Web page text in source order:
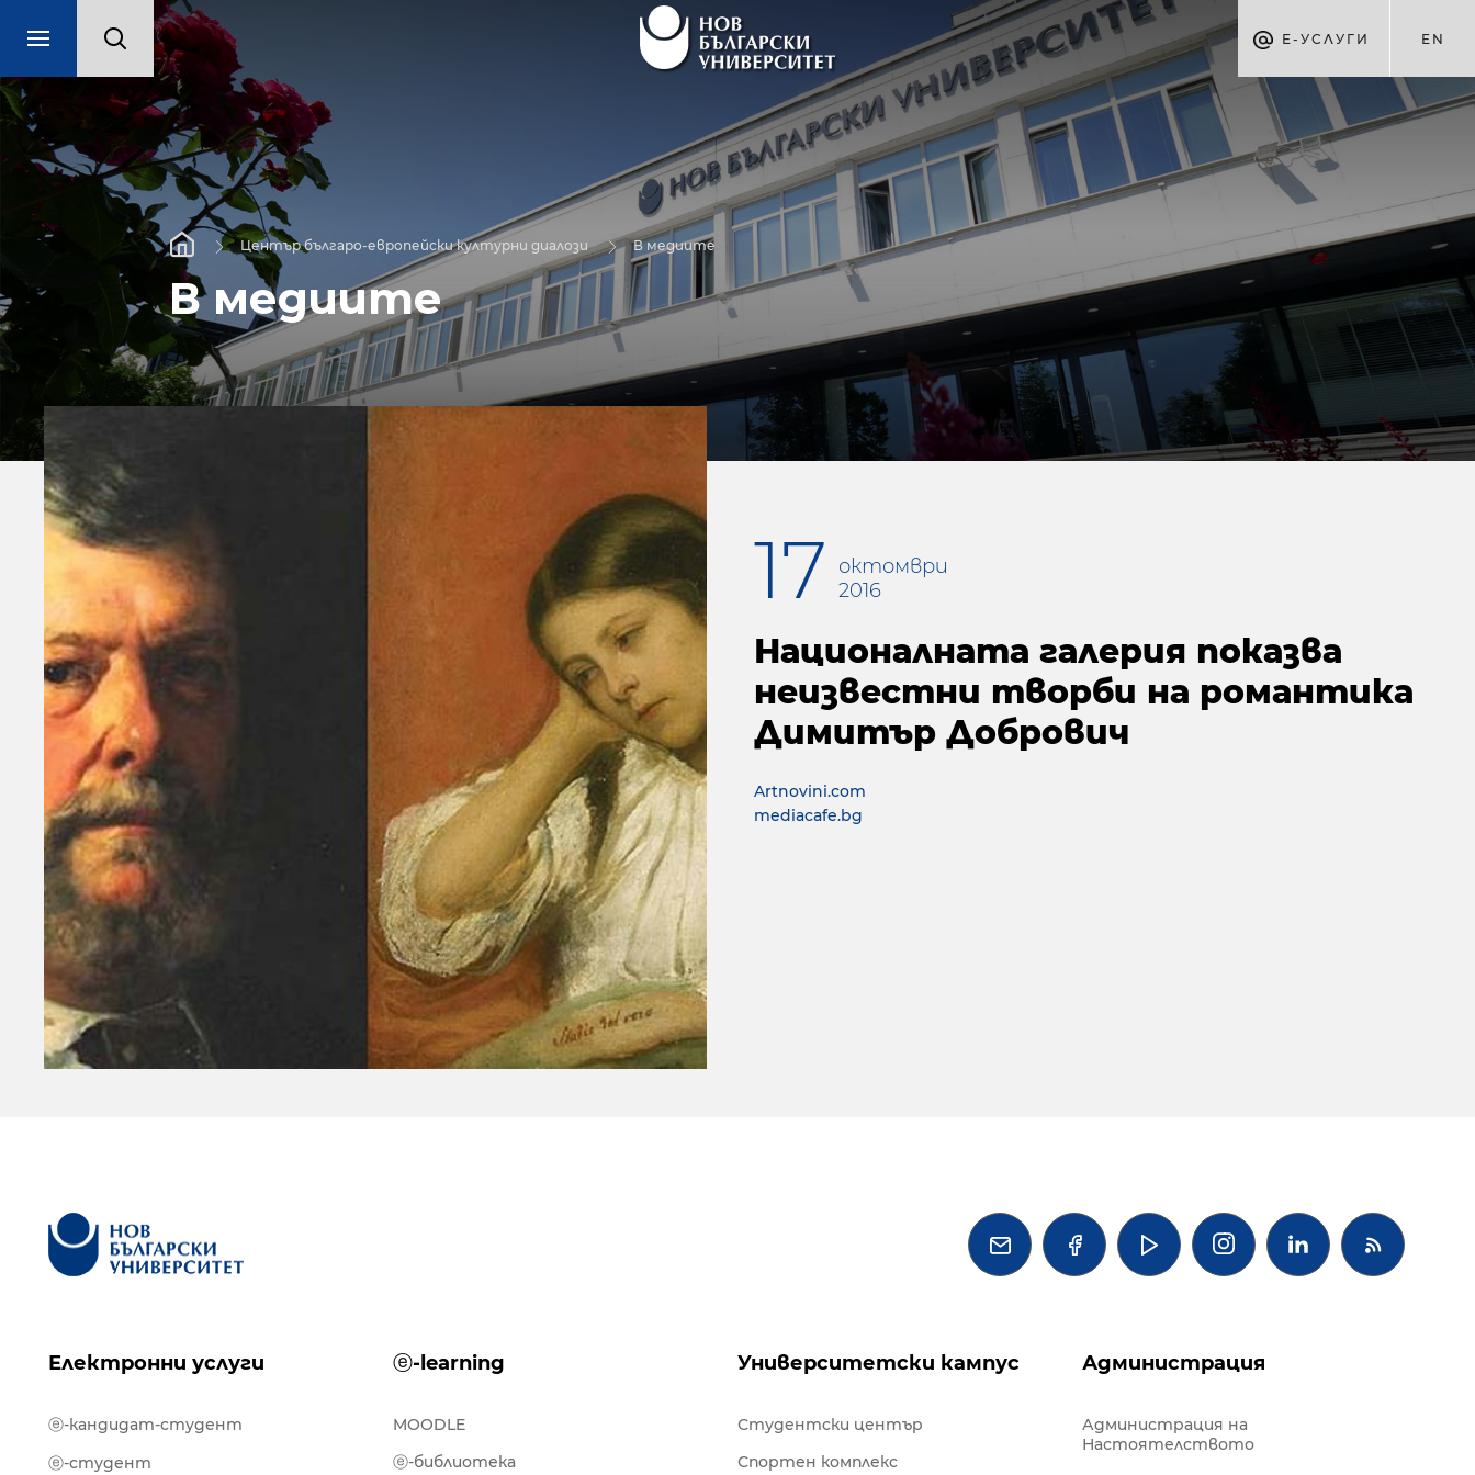
Е-УСЛУГИ EN
Център българо-европейски културни диалози В медиите
В медиите
17
октомври
2016
Националната галерия показва
неизвестни творби на романтика
Димитър Добрович
Artnovini.com
mediacafe.bg
   
Електронни услуги ⓔ-learning Университетски кампус Администрация
ⓔ-кандидат-студент
ⓔ-студент
MOODLE
ⓔ-библиотека
Студентски център
Спортен комплекс
Администрация на
Настоятелството